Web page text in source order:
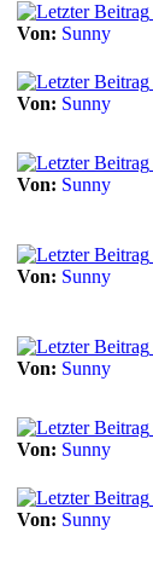
Von: Sunny
Von: Sunny
Von: Sunny
Von: Sunny
Von: Sunny
Von: Sunny
Von: Sunny